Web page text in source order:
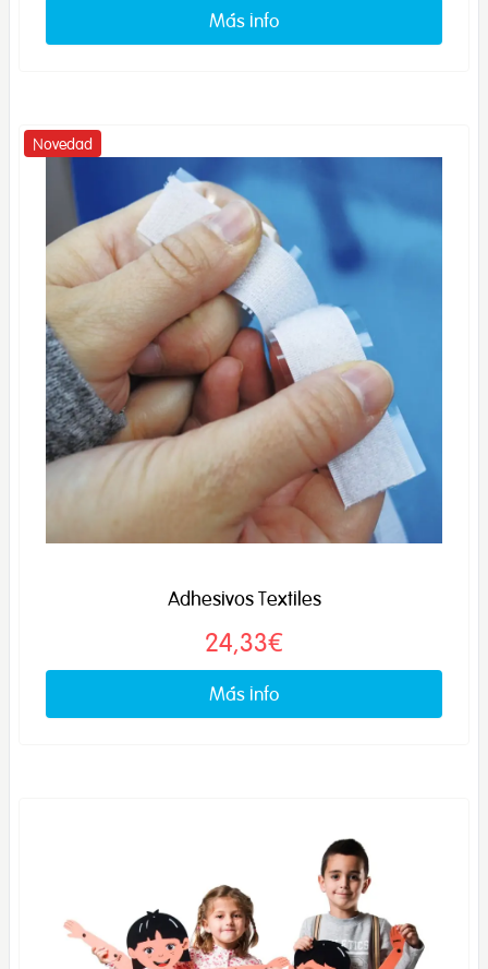
Más info
Novedad
Adhesivos Textiles
24,33€
Más info